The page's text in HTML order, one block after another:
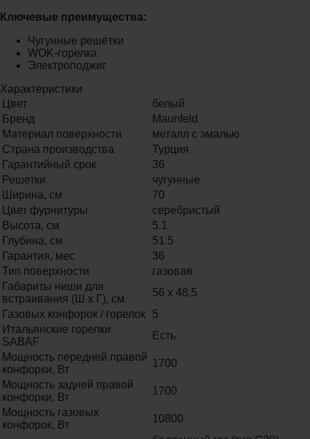
Ключевые преимущества:
Чугунные решётки
WOK-горелка
Электроподжиг
Характеристики
Цвет
белый
Бренд
Maunfeld
Материал поверхности
металл с эмалью
Страна производства
Турция
Гарантийный срок
36
Решетки
чугунные
Ширина, см
70
Цвет фурнитуры
серебристый
Высота, см
5.1
Глубина, см
51.5
Гарантия, мес
36
Тип поверхности
газовая
Габариты ниши для
встраивания (Ш х Г), см
56 х 48.5
Газовых конфорок / горелок
5
Итальянские горелки
SABAF
Есть
Мощность передней правой
конфорки, Вт
1700
Мощность задней правой
конфорки, Вт
1700
Мощность газовых
конфорок, Вт
10800